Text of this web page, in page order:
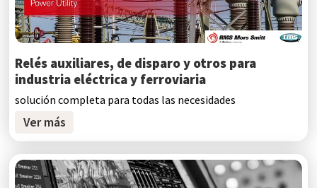
Relés auxiliares, de disparo y otros para
industria eléctrica y ferroviaria
solución completa para todas las necesidades
Ver más